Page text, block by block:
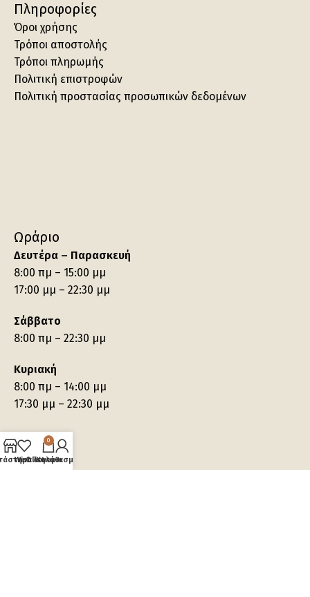
Πληροφορίες
Όροι χρήσης
Τρόποι αποστολής
Τρόποι πληρωμής
Πολιτική επιστροφών
Πολιτική προστασίας προσωπικών δεδομένων
Ωράριο
Δευτέρα – Παρασκευή
8:00 πμ – 15:00 μμ
17:00 μμ – 22:30 μμ
Σάββατο
8:00 πμ – 22:30 μμ
Κυριακή
8:00 πμ – 14:00 μμ
17:30 μμ – 22:30 μμ
Wishlist
0
Καλάθι
Ο λογαριασμός μου